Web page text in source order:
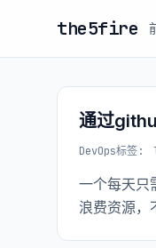
the5fire
通过
DevOps标签:
一个每天只
浪费资源，